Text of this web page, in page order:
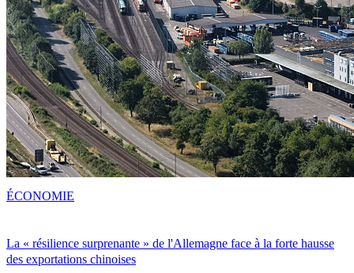
La « résilience surprenante » de l'Allemagne face à la forte hausse
des exportations chinoises
ÉCONOMIE